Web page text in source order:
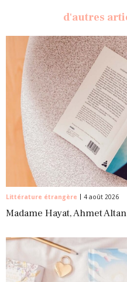
d'autres
Littérature étrangère 4 août 2026
Madame Hayat, Ahmet